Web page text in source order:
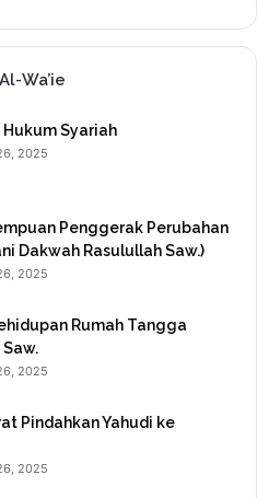
Wa’ie
Hukum Syariah
2025
Penggerak Perubahan
Dakwah Rasulullah Saw.)
2025
Rumah Tangga
2025
Pindahkan Yahudi ke
2025